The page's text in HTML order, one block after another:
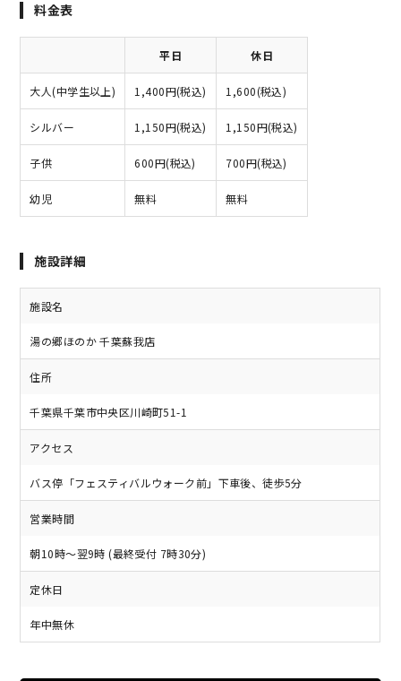
料金表
平日 休日
大人(中学生以上) 1,400円(税込) 1,600(税込)
シルバー 1,150円(税込) 1,150円(税込)
子供 600円(税込) 700円(税込)
幼児 無料 無料
施設詳細
施設名
湯の郷ほのか 千葉蘇我店
住所
千葉県千葉市中央区川崎町51-1
アクセス
バス停「フェスティバルウォーク前」下車後、徒歩5分
営業時間
朝10時～翌9時 (最終受付 7時30分)
定休日
年中無休